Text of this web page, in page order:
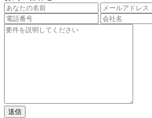
送信